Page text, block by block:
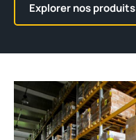
Explorer nos produits